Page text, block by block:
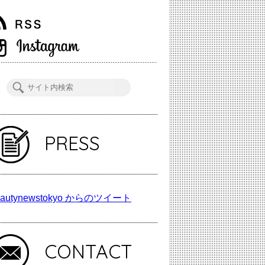
PRESS
からのツイート
CONTACT